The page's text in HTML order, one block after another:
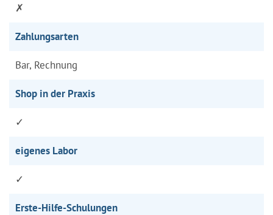
✗
Zahlungsarten
Bar, Rechnung
Shop in der Praxis
✓
eigenes Labor
✓
Erste-Hilfe-Schulungen